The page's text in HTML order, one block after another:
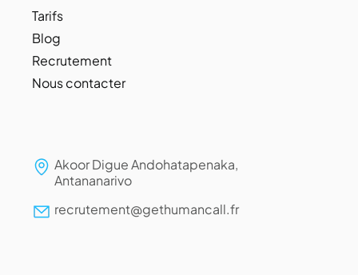
Tarifs
Blog
Recrutement
Nous contacter
Akoor Digue Andohatapenaka,
Antananarivo
recrutement@gethumancall.fr